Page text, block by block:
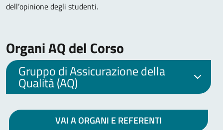
dell’opinione degli studenti.
Organi AQ del Corso
Gruppo di Assicurazione della
Qualità (AQ)
VAI A ORGANI E REFERENTI